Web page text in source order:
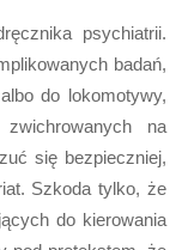
psychiatrii.
badań,
do lokomotywy,
na
się bezpieczniej,
Szkoda tylko, że
do kierowania